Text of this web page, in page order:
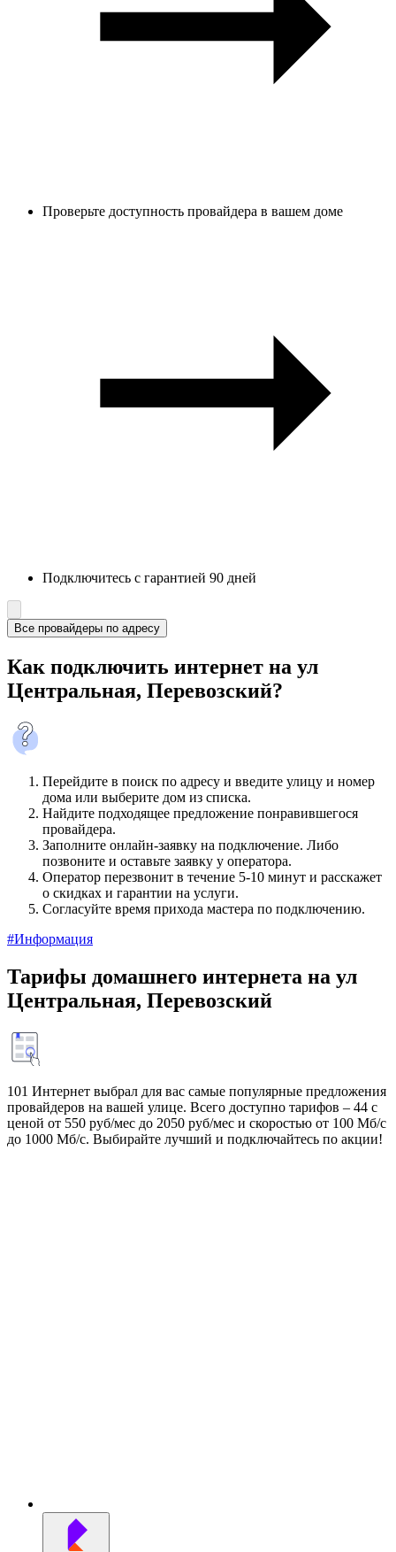
Проверьте доступность провайдера в вашем доме
Подключитесь с гарантией 90 дней
Все провайдеры по адресу
Как подключить интернет на ул
Центральная, Перевозский?
Перейдите в поиск по адресу и введите улицу и номер
дома или выберите дом из списка.
Найдите подходящее предложение понравившегося
провайдера.
Заполните онлайн-заявку на подключение. Либо
позвоните и оставьте заявку у оператора.
Оператор перезвонит в течение 5-10 минут и расскажет
о скидках и гарантии на услуги.
Согласуйте время прихода мастера по подключению.
#Информация
Тарифы домашнего интернета на ул
Центральная, Перевозский
101 Интернет выбрал для вас самые популярные предложения
провайдеров на вашей улице. Всего доступно тарифов – 44 с
ценой от 550 руб/мес до 2050 руб/мес и скоростью от 100 Мб/с
до 1000 Мб/с. Выбирайте лучший и подключайтесь по акции!